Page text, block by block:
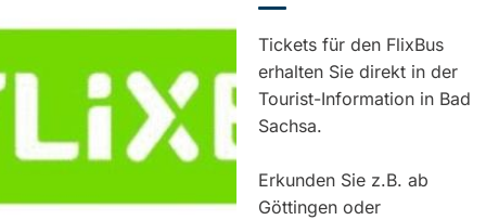
Tickets für den FlixBus
erhalten Sie direkt in der
Tourist-Information in Bad
Sachsa.
Erkunden Sie z.B. ab
Göttingen oder